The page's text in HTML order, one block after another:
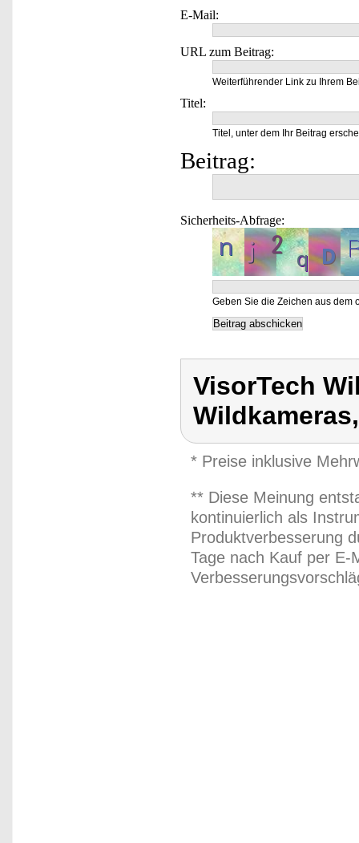
E-Mail:
URL zum Beitrag:
Weiterführender Link zu Ihrem
Titel:
Titel, unter dem Ihr Beitrag
Beitrag:
Sicherheits-Abfrage:
Geben Sie die Zeichen aus dem
VisorTech
* Preise inklusive
** Diese Meinung
kontinuierlich als
Produktverbesserung
Tage nach Kauf per E-